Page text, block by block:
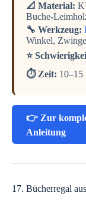
📐 Material:
Buche-
🔧 Werkzeug:
Winkel,
⭐
⏱️ Zeit: 10–15
👉 Zur
Anleitung
17. Bücherregal